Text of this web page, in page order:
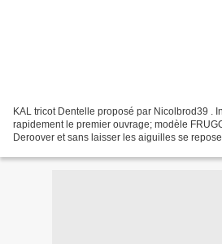
KAL tricot Dentelle proposé par Nicolbrod39 .
rapidement le premier ouvrage; modèle
Deroover et sans laisser les aiguilles se